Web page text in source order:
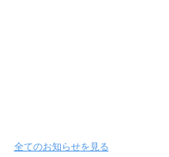
全てのお知らせを見る